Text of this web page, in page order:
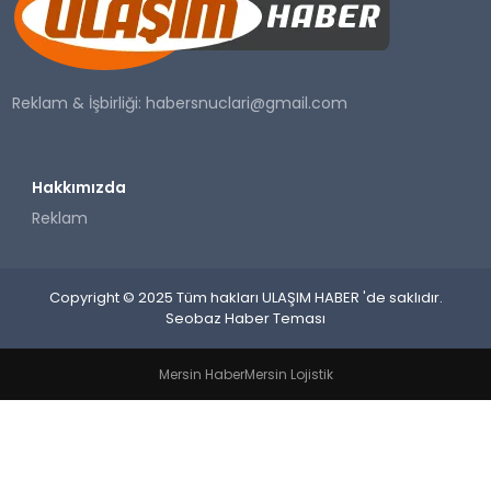
SAĞLIK
YAŞAM
Reklam & İşbirliği:habersnuclari@gmail.com
Hakkımızda
Reklam
Copyright © 2025 Tüm hakları ULAŞIM HABER 'de saklıdır.
Seobaz Haber Teması
Mersin HaberMersin Lojistik